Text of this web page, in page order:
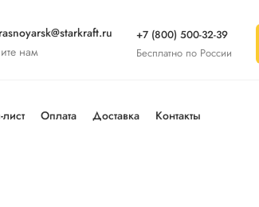
нам
+7 (800) 500-32-39
Бесплатно по России
Оплата Доставка Контакты